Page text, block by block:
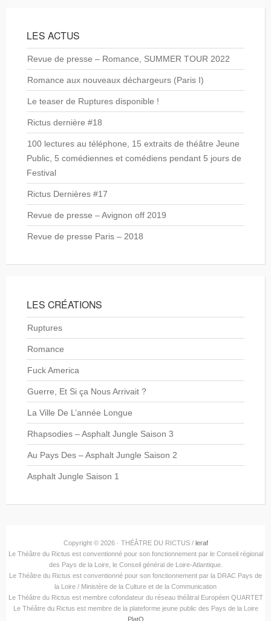
LES ACTUS
Revue de presse – Romance, SUMMER TOUR 2022
Romance aux nouveaux déchargeurs (Paris I)
Le teaser de Ruptures disponible !
Rictus dernière #18
100 lectures au téléphone, 15 extraits de théâtre Jeune
Public, 5 comédiennes et comédiens pendant 5 jours de
Festival
Rictus Dernières #17
Revue de presse – Avignon off 2019
Revue de presse Paris – 2018
LES CRÉATIONS
Ruptures
Romance
Fuck America
Guerre, Et Si ça Nous Arrivait ?
La Ville De L’année Longue
Rhapsodies – Asphalt Jungle Saison 3
Au Pays Des – Asphalt Jungle Saison 2
Asphalt Jungle Saison 1
Copyright © 2026 · THÉÂTRE DU RICTUS / leraf
Le Théâtre du Rictus est conventionné pour son fonctionnement par le Conseil régional
des Pays de la Loire, le Conseil général de Loire-Atlantique.
Le Théâtre du Rictus est conventionné pour son fonctionnement par la DRAC Pays de
la Loire / Ministère de la Culture et de la Communication
Le Théâtre du Rictus est membre cofondateur du réseau théâtral Européen QUARTET
Le Théâtre du Rictus est membre de la plateforme jeune public des Pays de la Loire
PlatO